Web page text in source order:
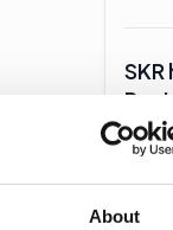
AboutPiteå